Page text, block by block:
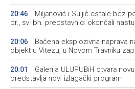
20:46
Miljanović i Suljić ostale bez
pr., svi bh. predstavnici okončali
20:06
Bačena eksplozivna naprava
objekt u Vitezu, u Novom Travniku
20:01
Galerija ULUPUBiH otvara
predstavlja novi izlagački program